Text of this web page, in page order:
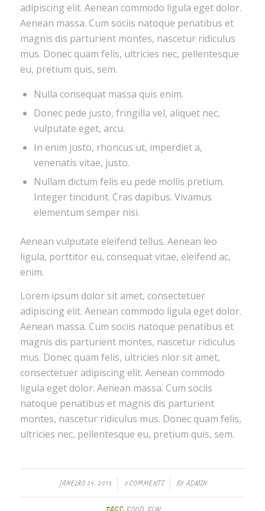
adipiscing elit. Aenean commodo ligula eget dolor.
Aenean massa. Cum sociis natoque penatibus et
magnis dis parturient montes, nascetur ridiculus
mus. Donec quam felis, ultricies nec, pellentesque
eu, pretium quis, sem.
Nulla consequat massa quis enim.
Donec pede justo, fringilla vel, aliquet nec,
vulputate eget, arcu.
In enim justo, rhoncus ut, imperdiet a,
venenatis vitae, justo.
Nullam dictum felis eu pede mollis pretium.
Integer tincidunt. Cras dapibus. Vivamus
elementum semper nisi.
Aenean vulputate eleifend tellus. Aenean leo
ligula, porttitor eu, consequat vitae, eleifend ac,
enim.
Lorem ipsum dolor sit amet, consectetuer
adipiscing elit. Aenean commodo ligula eget dolor.
Aenean massa. Cum sociis natoque penatibus et
magnis dis parturient montes, nascetur ridiculus
mus. Donec quam felis, ultricies nlor sit amet,
consectetuer adipiscing elit. Aenean commodo
ligula eget dolor. Aenean massa. Cum sociis
natoque penatibus et magnis dis parturient
montes, nascetur ridiculus mus. Donec quam felis,
ultricies nec, pellentesque eu, pretium quis, sem.
JANEIRO 24, 2013
/ 0 COMMENTS
/ BYADMIN